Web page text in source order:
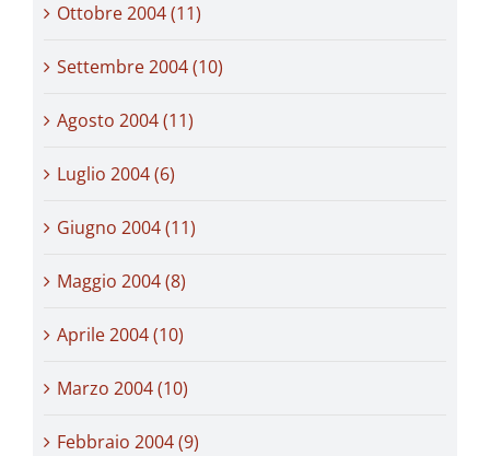
Ottobre 2004 (11)
Settembre 2004 (10)
Agosto 2004 (11)
Luglio 2004 (6)
Giugno 2004 (11)
Maggio 2004 (8)
Aprile 2004 (10)
Marzo 2004 (10)
Febbraio 2004 (9)